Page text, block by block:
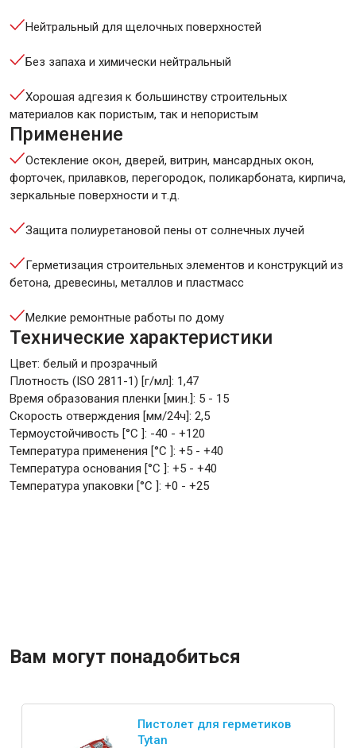
Нейтральный для щелочных поверхностей
Без запаха и химически нейтральный
Хорошая адгезия к большинству строительных
материалов как пористым, так и непористым
Применение
Остекление окон, дверей, витрин, мансардных окон,
форточек, прилавков, перегородок, поликарбоната, кирпича,
зеркальные поверхности и т.д.
Защита полиуретановой пены от солнечных лучей
Герметизация строительных элементов и конструкций из
бетона, древесины, металлов и пластмасс
Мелкие ремонтные работы по дому
Технические характеристики
Цвет: белый и прозрачный
Плотность (ISO 2811-1) [г/мл]: 1,47
Время образования пленки [мин.]: 5 - 15
Скорость отверждения [мм/24ч]: 2,5
Термоустойчивость [°C ]: -40 - +120
Температура применения [°C ]: +5 - +40
Температура основания [°C ]: +5 - +40
Температура упаковки [°C ]: +0 - +25
Вам могут понадобиться
Пистолет для герметиков
Tytan